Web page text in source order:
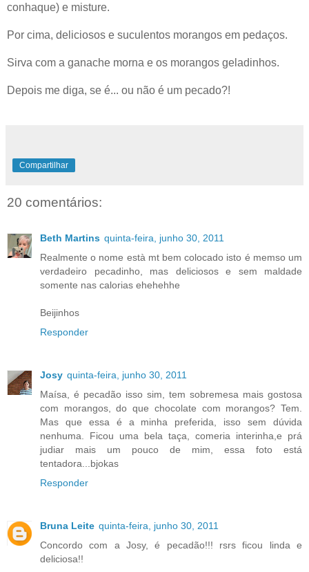
conhaque) e misture.
Por cima, deliciosos e suculentos morangos em pedaços.
Sirva com a ganache morna e os morangos geladinhos.
Depois me diga, se é... ou não é um pecado?!
Compartilhar
20 comentários:
Beth Martins quinta-feira, junho 30, 2011
Realmente o nome està mt bem colocado isto é memso um
verdadeiro pecadinho, mas deliciosos e sem maldade
somente nas calorias ehehehhe
Beijinhos
Responder
Josy quinta-feira, junho 30, 2011
Maísa, é pecadão isso sim, tem sobremesa mais gostosa
com morangos, do que chocolate com morangos? Tem.
Mas que essa é a minha preferida, isso sem dúvida
nenhuma. Ficou uma bela taça, comeria interinha,e prá
judiar mais um pouco de mim, essa foto está
tentadora...bjokas
Responder
Bruna Leite quinta-feira, junho 30, 2011
Concordo com a Josy, é pecadão!!! rsrs ficou linda e
deliciosa!!